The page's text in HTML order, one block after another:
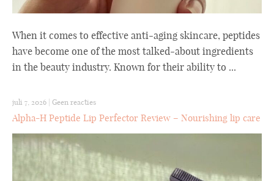
When it comes to effective anti-aging skincare, peptides
have become one of the most talked-about ingredients
in the beauty industry. Known for their ability to ...
juli 7, 2026 | Geen reacties
Alpha-H Peptide Lip Perfector Review – Nourishing lip care